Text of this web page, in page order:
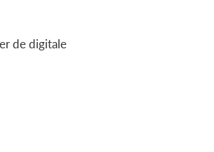
de digitale